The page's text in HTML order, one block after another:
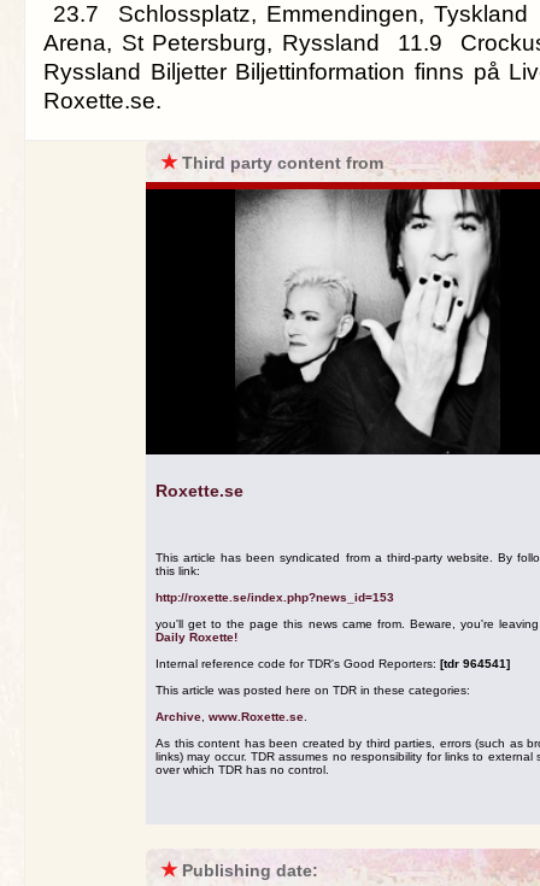
23.7 Schlossplatz, Emmendingen,
Arena, St Petersburg, Ryssland 11.9
Ryssland Biljetter Biljettinformation finns på
Roxette.se.
★Third party content from
Roxette.se
This article has been syndicated from a third-party website. By
this link:
http://roxette.se/index.php?news_id=153
you'll get to the page this news came from. Beware, you're
Daily Roxette!
Internal reference code for TDR's Good Reporters: [tdr 964541]
This article was posted here on TDR in these categories:
Archive www.Roxette.se
As this content has been created by third parties, errors (such as
links) may occur. TDR assumes no responsibility for links to external
over which TDR has no control.
★ Publishing date: